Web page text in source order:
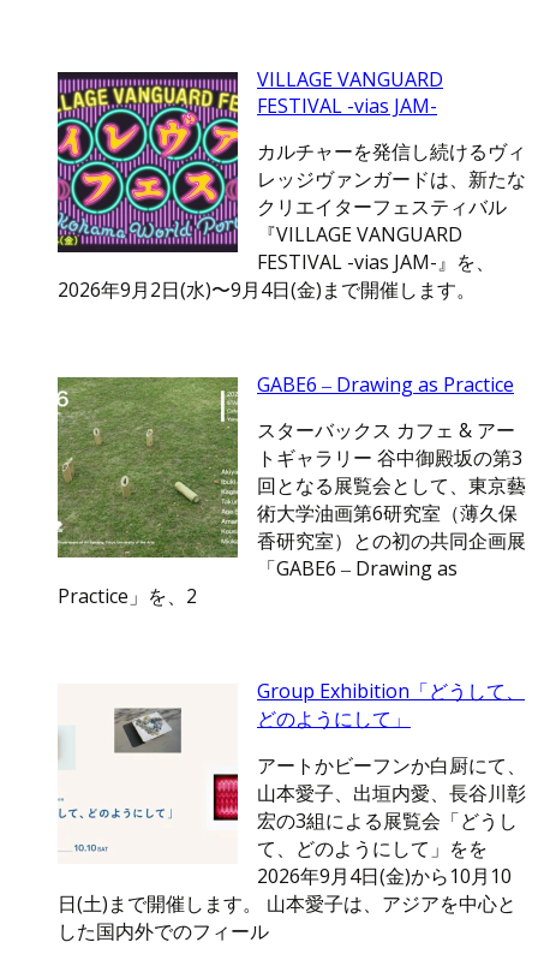
VILLAGE VANGUARD
FESTIVAL -vias JAM-
カルチャーを発信し続けるヴィ
レッジヴァンガードは、新たな
クリエイターフェスティバル
『VILLAGE VANGUARD
FESTIVAL -vias JAM-』を、
2026年9月2日(水)〜9月4日(金)まで開催します。
GABE6 ‒ Drawing as Practice
スターバックス カフェ & アー
トギャラリー 谷中御殿坂の第3
回となる展覧会として、東京藝
術大学油画第6研究室（薄久保
香研究室）との初の共同企画展
「GABE6 ‒ Drawing as
Practice」を、2
Group Exhibition「どうして、
どのようにして」
アートかビーフンか白厨にて、
山本愛子、出垣内愛、長谷川彰
宏の3組による展覧会「どうし
て、どのようにして」をを
2026年9月4日(金)から10月10
日(土)まで開催します。 山本愛子は、アジアを中心と
した国内外でのフィール